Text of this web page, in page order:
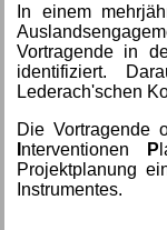
In einem
Vortragende in
identifiziert.
Lederach'schen
Die Vortragende
nterventionen P
Projektplanung
Instrumentes.